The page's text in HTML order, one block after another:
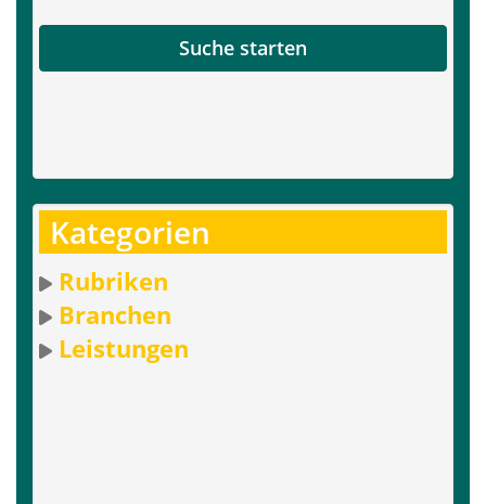
Suche starten
Kategorien
Rubriken
Branchen
Leistungen